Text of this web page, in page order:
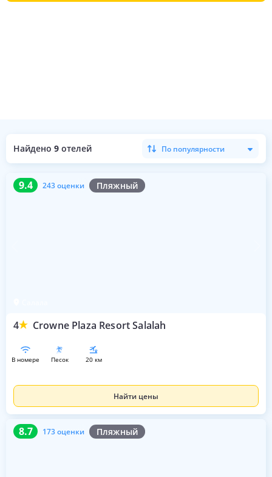
Найдено 9 отелей По популярности
9.4 243 оценки Пляжный
4 Crowne Plaza Resort Salalah
9.4 243 оценки
в номере песок 20 км
Найти цены
8.7 173 оценки Пляжный
8.7 173 оценки